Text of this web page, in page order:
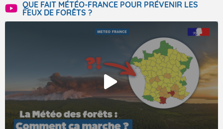
QUE FAIT MÉTÉO-FRANCE POUR PRÉVENIR LES
FEUX DE FORÊTS ?